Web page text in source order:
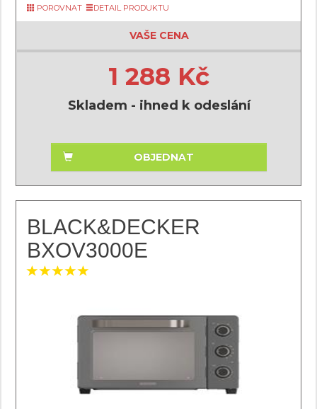
POROVNAT
DETAIL PRODUKTU
VAŠE CENA
1 288 Kč
Skladem - ihned k odeslání
OBJEDNAT
BLACK&DECKER
BXOV3000E